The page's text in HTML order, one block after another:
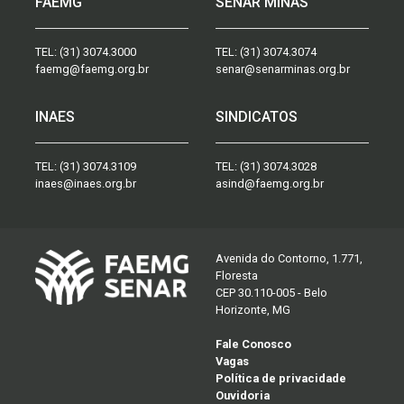
TEL: (31) 3074.3000
faemg@faemg.org.br
TEL: (31) 3074.3074
senar@senarminas.org.br
INAES
TEL: (31) 3074.3109
inaes@inaes.org.br
SINDICATOS
TEL: (31) 3074.3028
asind@faemg.org.br
Avenida do Contorno, 1.771,
Floresta
CEP 30.110-005 - Belo
Horizonte, MG
Fale Conosco
Vagas
Política de privacidade
Ouvidoria